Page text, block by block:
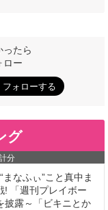
ったら
ロー
グ
分
まなふぃ”こと真中ま
! 「週刊プレイボー
披露～「ビキニとか